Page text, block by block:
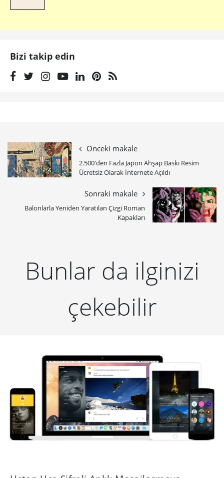
Bizi takip edin
Önceki makale
2.500'den Fazla Japon Ahşap Baskı Resim
Ücretsiz Olarak İnternete Açıldı
Sonraki makale
Balonlarla Yeniden Yaratılan Çizgi Roman
Kapakları
Bunlar da ilginizi
çekebilir